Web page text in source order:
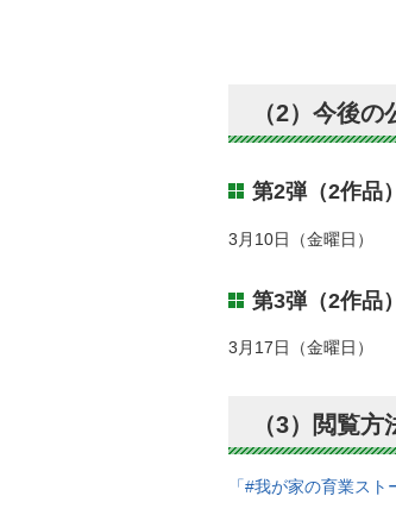
（2）今後の
第2弾（2作品）
3月10日（金曜日）
第3弾（2作品）
3月17日（金曜日）
（3）閲覧方
「#我が家の育業ス